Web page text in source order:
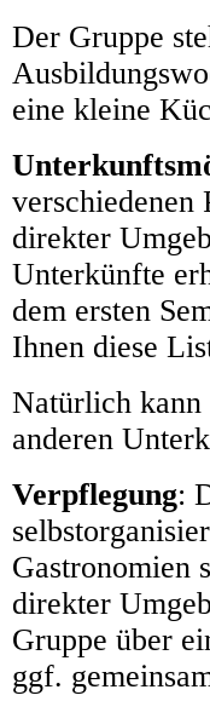
Der Gruppe
eine kleine
verschiedenen
direkter
Unterkünfte
dem ersten
Ihnen diese
Natürlich kann
anderen
Verpflegung:
Gastronomien
direkter
Gruppe über
ggf.